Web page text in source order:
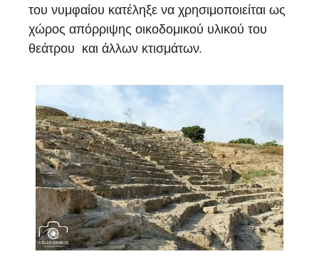
του νυμφαίου κατέληξε να χρησιμοποιείται ως
χώρος απόρριψης οικοδομικού υλικού του
θεάτρου και άλλων κτισμάτων.